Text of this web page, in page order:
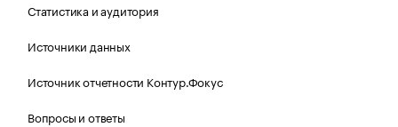
Статистика и аудитория
Источники данных
Источник отчетности Контур.Фокус
Вопросы и ответы